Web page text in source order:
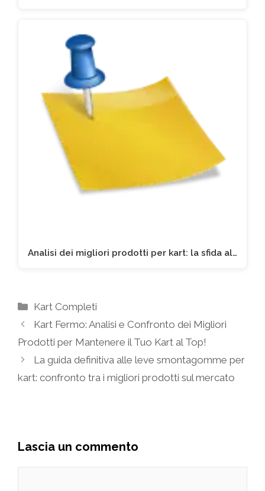
Analisi dei migliori prodotti per kart: la sfida al…
Categorie
Kart Completi
Kart Fermo: Analisi e Confronto dei Migliori
Prodotti per Mantenere il Tuo Kart al Top!
La guida definitiva alle leve smontagomme per
kart: confronto tra i migliori prodotti sul mercato
Lascia un commento